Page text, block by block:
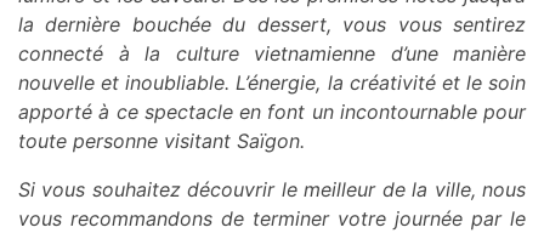
la dernière bouchée du dessert, vous vous sentirez
connecté à la culture vietnamienne d’une manière
nouvelle et inoubliable. L’énergie, la créativité et le soin
apporté à ce spectacle en font un incontournable pour
toute personne visitant Saïgon.
Si vous souhaitez découvrir le meilleur de la ville, nous
vous recommandons de terminer votre journée par le